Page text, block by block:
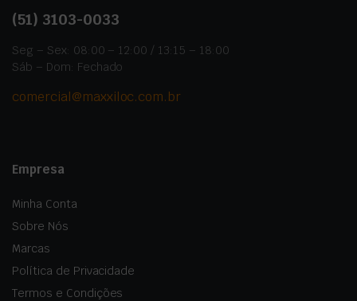
(51) 3103-0033
Seg – Sex: 08:00 – 12:00 / 13:15 – 18:00
Sáb – Dom: Fechado
comercial@maxxiloc.com.br
Empresa
Minha Conta
Sobre Nós
Marcas
Política de Privacidade
Termos e Condições